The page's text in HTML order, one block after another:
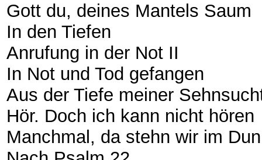
Gott du, deines Mantels Saum
In den Tiefen
Anrufung in der Not II
In Not und Tod gefangen
Aus der Tiefe meiner
Hör. Doch ich kann nicht hören
Manchmal, da stehn wir im